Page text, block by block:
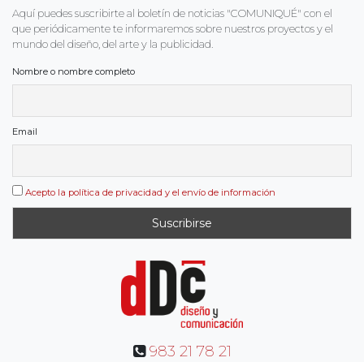
Aquí puedes suscribirte al boletín de noticias "COMUNIQUÉ" con el
que periódicamente te informaremos sobre nuestros proyectos y el
mundo del diseño, del arte y la publicidad.
Nombre o nombre completo
Email
Acepto la política de privacidad y el envío de información
983 21 78 21